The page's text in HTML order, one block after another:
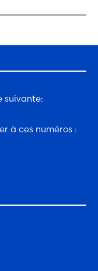
suivante:
à ces numéros :